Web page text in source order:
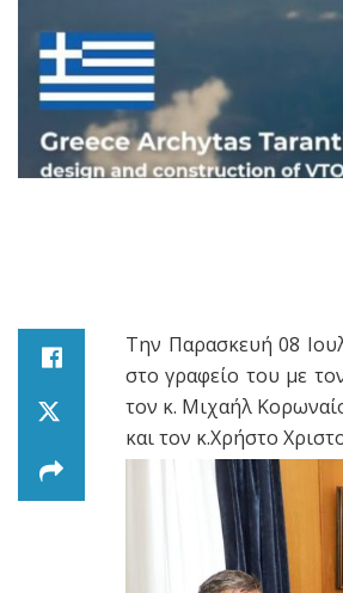
Την Παρασκευή 08
στο γραφείο του με
τον κ. Μιχαήλ
και τον κ.Χρήστο